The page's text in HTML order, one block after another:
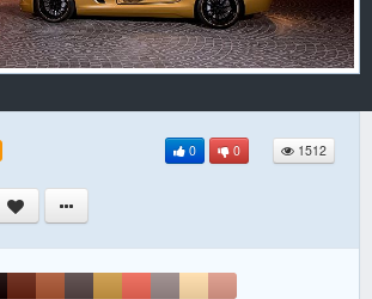
0 0 1512